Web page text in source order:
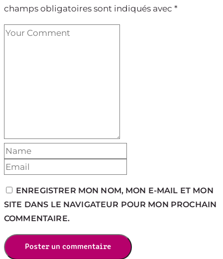
champs obligatoires sont indiqués avec *
ENREGISTRER MON NOM, MON E-MAIL ET MON
SITE DANS LE NAVIGATEUR POUR MON PROCHAIN
COMMENTAIRE.
Poster un commentaire